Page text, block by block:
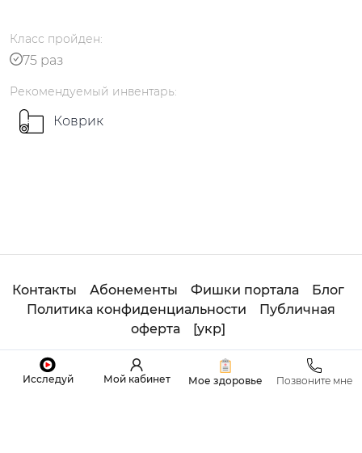
Исследуй Мой кабинет Мое здоровье Позвоните мне
Класс пройден:
75 раз
Рекомендуемый инвентарь:
Коврик
Контакты Абонементы Фишки портала
Блог
Политика конфиденциальности
Публичная
оферта
[укр]
© 2020
ОНЛАЙН ADHOYOGA. All Rights
Reserved.